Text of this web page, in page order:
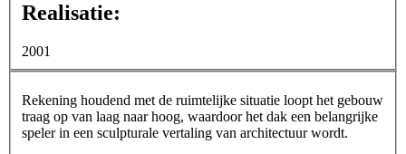
Realisatie:
2001
Rekening houdend met de ruimtelijke situatie loopt het gebouw
traag op van laag naar hoog, waardoor het dak een belangrijke
speler in een sculpturale vertaling van architectuur wordt.